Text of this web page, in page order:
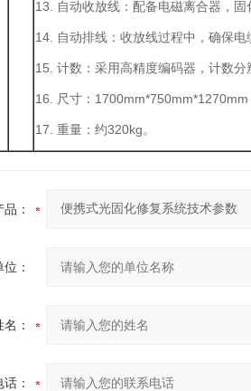
13. 自动收放线：配备电磁离合器，固
14. 自动排线：收放线过程中，确保电
15. 计数：采用高精度编码器，计数分
16. 尺寸：1700mm*750mm*1270mm
17. 重量：约320kg。
品：
：
：
：